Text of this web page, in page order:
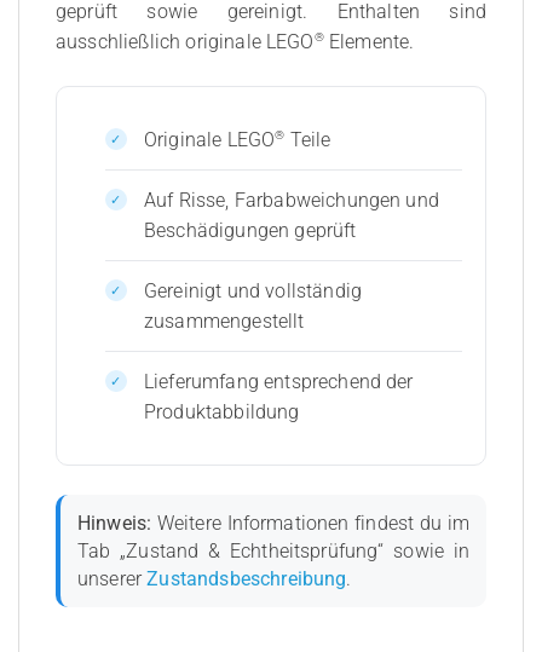
geprüft sowie gereinigt. Enthalten sind
ausschließlich originale LEGO®Elemente.
Originale LEGO® Teile
Auf Risse, Farbabweichungen und
Beschädigungen geprüft
Gereinigt und vollständig
zusammengestellt
Lieferumfang entsprechend der
Produktabbildung
Hinweis: Weitere Informationen findest du im
Tab „Zustand & Echtheitsprüfung“ sowie in
unsererZustandsbeschreibung.